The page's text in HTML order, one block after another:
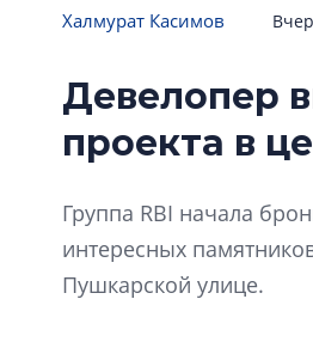
Халмурат Касимов
Девелопер
проекта в
Группа RBI начала
интересных
Пушкарской улице.